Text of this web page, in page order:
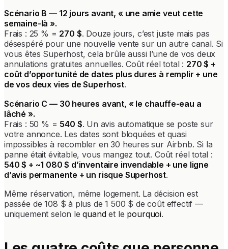
Scénario B — 12 jours avant, « une amie veut cette
semaine-là ».
Frais : 25 % = 270 $. Douze jours, c’est juste mais pas
désespéré pour une nouvelle vente sur un autre canal. Si
vous êtes Superhost, cela brûle aussi l’une de vos deux
annulations gratuites annuelles. Coût réel total : 270 $ +
coût d’opportunité de dates plus dures à remplir + une
de vos deux vies de Superhost.
Scénario C — 30 heures avant, « le chauffe-eau a
lâché ».
Frais : 50 % = 540 $. Un avis automatique se poste sur
votre annonce. Les dates sont bloquées et quasi
impossibles à recombler en 30 heures sur Airbnb. Si la
panne était évitable, vous mangez tout. Coût réel total :
540 $ + ~1 080 $ d’inventaire invendable + une ligne
d’avis permanente + un risque Superhost.
Même réservation, même logement. La décision est
passée de 108 $ à plus de 1 500 $ de coût effectif —
uniquement selon lequandet le pourquoi.